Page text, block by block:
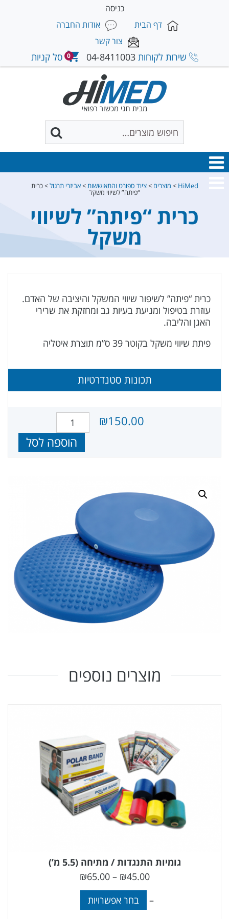
כניסה
דף הבית
אודות החברה
צור קשר
שירות לקוחות 04-8411003 סל קניות 0
HiMed
> מוצרים >ציוד ספורט והתאוששות>אביזרי תרגול>כרית
“פיתה” לשיווי משקל
כרית “פיתה” לשיווי
משקל
כרית “פיתה” לשיפור שיווי המשקל והיציבה של האדם.
עוזרת בטיפול ומניעת בעיות גב ומחזקת את שרירי
האגן והליבה.
פיתת שיווי משקל בקוטר 39 ס”מ תוצרת איטליה
תכונות סטנדרטיות
₪150.00
כמות של כרית "פיתה" לשיווי משקל
הוספה לסל
מוצרים נוספים
גומיות התנגדות / מתיחה (5.5 מ’)
₪45.00
–
₪65.00
–
בחר אפשרויות